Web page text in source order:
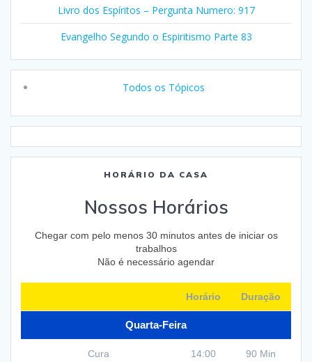
Livro dos Espíritos – Pergunta Numero: 917
Evangelho Segundo o Espiritismo Parte 83
Todos os Tópicos
HORÁRIO DA CASA
Nossos Horários
Chegar com pelo menos 30 minutos antes de iniciar os
trabalhos
Não é necessário agendar
Horário Duração
Quarta-Feira
Cura 14:00 90 Min